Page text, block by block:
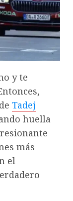
y te
Tadej
huella
más
el